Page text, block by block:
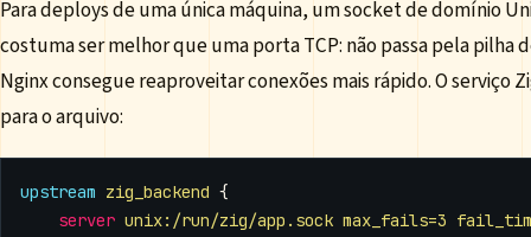
Para deploys de uma única máquina, um socket de domínio
costuma ser melhor que uma porta TCP: não passa pela pilha
Nginx consegue reaproveitar conexões mais rápido. O serviço
para o arquivo:
upstream zig_backend {
server unix:/run/zig/app.sock max_fails=3